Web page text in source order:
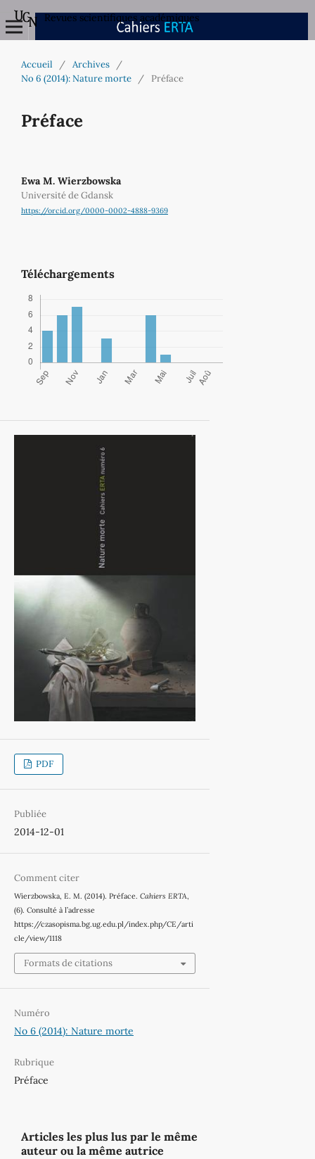
Revues scientifiques académiques
Accueil / Archives
/
No 6 (2014): Nature morte
/ Préface
Préface
Ewa M. Wierzbowska
Université de Gdansk
https://orcid.org/0000-0002-4888-9369
Téléchargements
PDF
Publiée
2014-12-01
Comment citer
Wierzbowska, E. M. (2014). Préface. Cahiers ERTA,
(6). Consulté à l’adresse
https://czasopisma.bg.ug.edu.pl/index.php/CE/arti
cle/view/1118
Formats de citations
Numéro
No 6 (2014): Nature morte
Rubrique
Préface
Articles les plus lus par le même
auteur ou la même autrice